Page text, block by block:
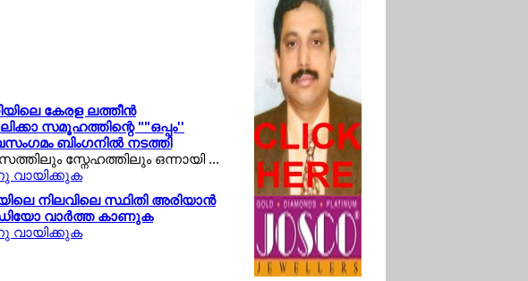
കേരള ലത്തീന്‍
സമൂഹത്തിന്റെ ""ഒപ്പം''
ബിംഗനില്‍ നടത്തി
സ്നേഹത്തിലും ഒന്നായി ...
വായിക്കുക
നിലവിലെ സ്ഥിതി അരിയാന്‍
വാര്‍ത്ത കാണുക
വായിക്കുക